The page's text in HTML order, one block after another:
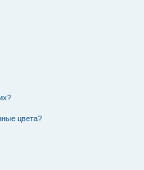
цвета?